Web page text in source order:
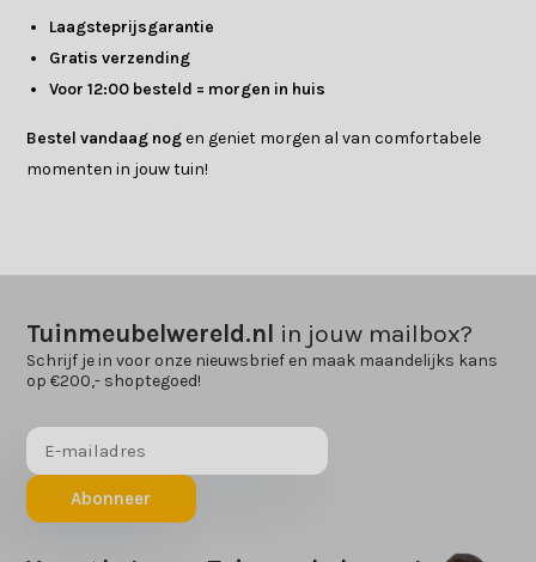
Laagsteprijsgarantie
Gratis verzending
Voor 12:00 besteld = morgen in huis
Bestel vandaag nogen geniet morgen al van comfortabele
momenten in jouw tuin!
Tuinmeubelwereld.nl in jouw mailbox?
Schrijf je in voor onze nieuwsbrief en maak maandelijks kans
op €200,- shoptegoed!
Abonneer